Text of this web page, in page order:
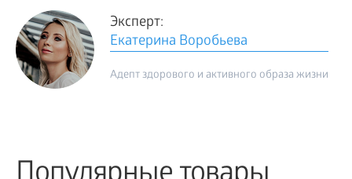
Эксперт:
Екатерина Воробьева
Адепт здорового и активного образа жизни